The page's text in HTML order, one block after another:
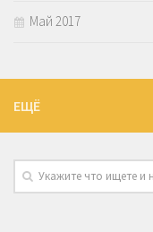
Май 2017
ЕЩЁ